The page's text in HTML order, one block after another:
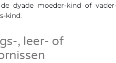
dyade moeder-kind of
kind.
, leer- of